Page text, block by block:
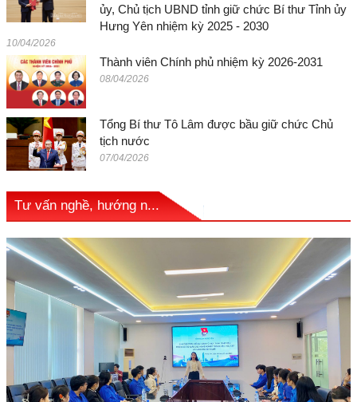
ủy, Chủ tịch UBND tỉnh giữ chức Bí thư Tỉnh ủy
Hưng Yên nhiệm kỳ 2025 - 2030
10/04/2026
Thành viên Chính phủ nhiệm kỳ 2026-2031
08/04/2026
Tổng Bí thư Tô Lâm được bầu giữ chức Chủ
tịch nước
07/04/2026
Tư vấn nghề, hướng n...